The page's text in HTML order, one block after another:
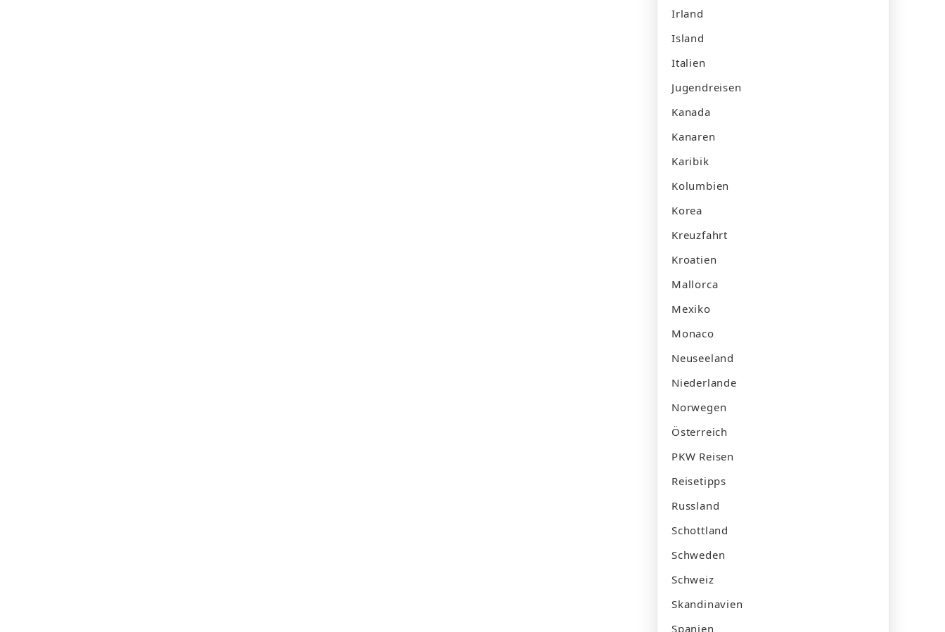
Irland
Island
Italien
Jugendreisen
Kanada
Kanaren
Karibik
Kolumbien
Korea
Kreuzfahrt
Kroatien
Mallorca
Mexiko
Monaco
Neuseeland
Niederlande
Norwegen
Österreich
PKW Reisen
Reisetipps
Russland
Schottland
Schweden
Schweiz
Skandinavien
Spanien